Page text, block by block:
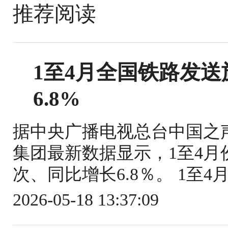
推荐阅读
1至4月全国铁路发
6.8%
据中央广播电视总台中国
集团最新数据显示，1至4月
次、同比增长6.8％。 1至4
2026-05-18 13:37:09